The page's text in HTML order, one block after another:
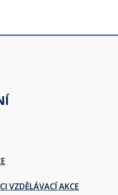
VZDĚLÁVACÍ AKCE